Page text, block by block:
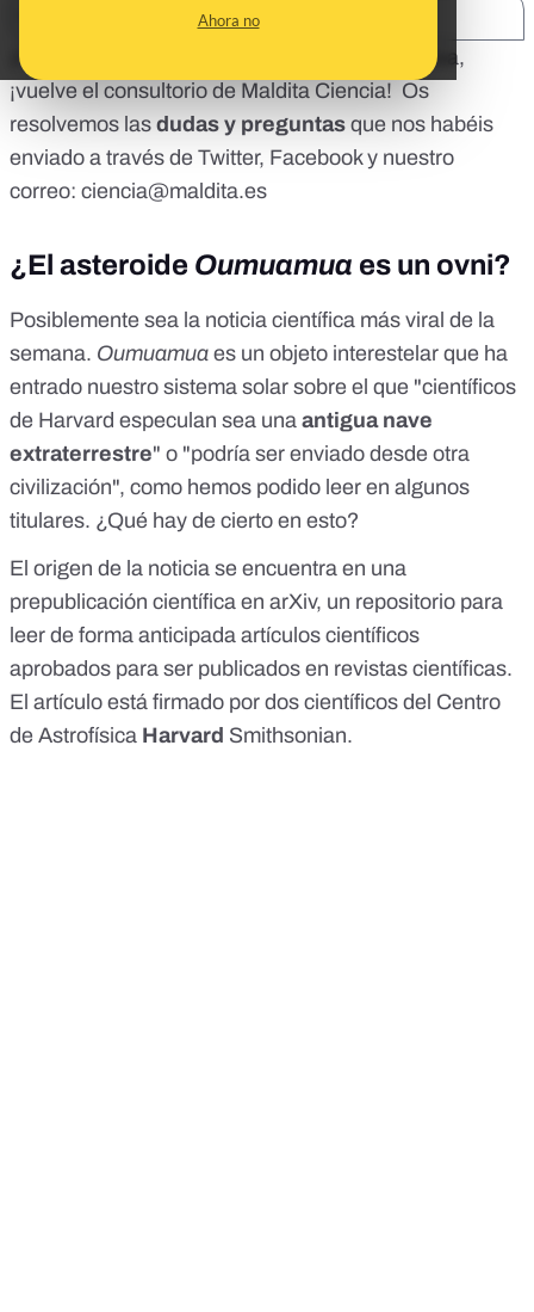
Ahora no
¡Hola malditas y malditos! Tras una breve pausa,
¡vuelve el consultorio de Maldita Ciencia! Os
resolvemos las dudas y preguntas que nos habéis
enviado a través de Twitter, Facebook y nuestro
correo: ciencia@maldita.es
¿El asteroide Oumuamua es un ovni?
Posiblemente sea la noticia científica más viral de la
semana. Oumuamua es un objeto interestelar que ha
entrado nuestro sistema solar sobre el que "científicos
de Harvard especulan sea una antigua nave
extraterrestre" o "podría ser enviado desde otra
civilización", como hemos podido leer en algunos
titulares. ¿Qué hay de cierto en esto?
El origen de la noticia se encuentra en una
prepublicación científica en arXiv, un repositorio para
leer de forma anticipada artículos científicos
aprobados para ser publicados en revistas científicas.
El artículo está firmado por dos científicos del Centro
de Astrofísica Harvard Smithsonian.